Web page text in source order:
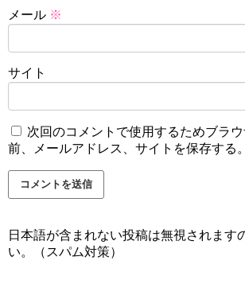
メール ※
サイト
次回のコメントで使用するためブラ
前、メールアドレス、サイトを保存する。
日本語が含まれない投稿は無視されます
い。（スパム対策）